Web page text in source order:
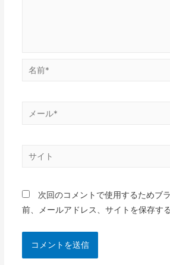
次回のコメントで使用するためブ
前、メールアドレス、サイトを保存する